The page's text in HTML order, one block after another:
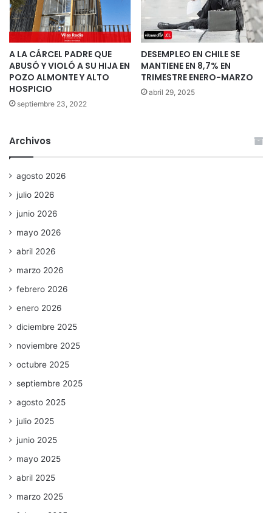
A LA CÁRCEL PADRE QUE
ABUSÓ Y VIOLÓ A SU HIJA EN
POZO ALMONTE Y ALTO
HOSPICIO
septiembre 23, 2022
DESEMPLEO EN CHILE SE
MANTIENE EN 8,7% EN
TRIMESTRE ENERO-MARZO
abril 29, 2025
Archivos
agosto 2026
julio 2026
junio 2026
mayo 2026
abril 2026
marzo 2026
febrero 2026
enero 2026
diciembre 2025
noviembre 2025
octubre 2025
septiembre 2025
agosto 2025
julio 2025
junio 2025
mayo 2025
abril 2025
marzo 2025